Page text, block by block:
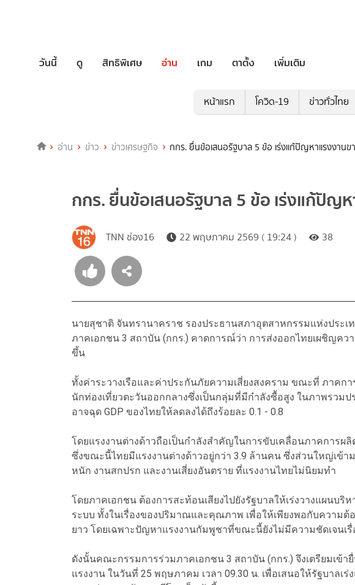
วันนี้ ดู สิทธิพิเศษ อ่าน เกม ตาตั้ง เพิ่มเติม
หน้าแรก โควิด-19 ข่าวทั่วไทย
อ่าน ข่าว ข่าวเศรษฐกิจ กกร. ยื่นข้อเสนอรัฐบาล 5 ข้อ เร่งแก้ปัญหาแรงงานข
กกร. ยื่นข้อเสนอรัฐบาล 5 ข้อ เร่งแก้ปัญ
TNN ช่อง16 22 พฤษภาคม 2569 ( 19:24 ) 38
นายสุชาติ จันทรานาคราช รองประธานสภาอุตสาหกรรมแห่งประเ
ภาคเอกชน 3 สถาบัน (กกร.) คาดการณ์ว่า การส่งออกไทยเผชิญค
ขึ้น
ทั้งค่าระวางเรือและค่าประกันภัยความเสี่ยงสงคราม ขณะที่ ภาคกา
นักท่องเที่ยวตะวันออกกลางซึ่งเป็นกลุ่มที่มีกำลังซื้อสูง ในภาพรวม
อาจฉุด GDP ของไทยให้ลดลงได้ถึงร้อยละ 0.1 - 0.8
โดยแรงงานต่างด้าวถือเป็นกำลังสำคัญในการขับเคลื่อนภาคการผ
ซึ่งขณะนี้ไทยมีแรงงานต่างด้าวอยู่กว่า 3.9 ล้านคน ซึ่งส่วนใหญ่เข้า
หนัก งานสกปรก และงานเสี่ยงอันตราย ที่แรงงานไทยไม่นิยมทำ
โดยภาคเอกชน ต้องการสะท้อนเสียงไปยังรัฐบาลให้เร่งวางแผนบริ
ระบบ ทั้งในเรื่องของปริมาณและคุณภาพ เพื่อให้เพียงพอกับความต้
ยาว โดยเฉพาะปัญหาแรงงานกัมพูชาที่ขณะนี้ยังไม่มีความชัดเจนเ
ดังนั้นคณะกรรมการร่วมภาคเอกชน 3 สถาบัน (กกร.) จึงเตรียมเข้
แรงงาน ในวันที่ 25 พฤษภาคม เวลา 09.30 น. เพื่อเสนอให้รัฐบาลเ